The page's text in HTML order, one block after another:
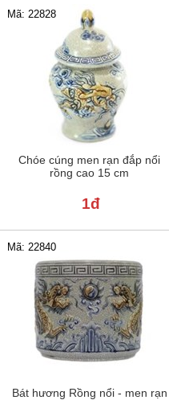
Chóe cúng men rạn đắp nổi
rồng cao 15 cm
Mã: 22828
1đ
Bát hương Rồng nổi - men rạn
Mã: 22840